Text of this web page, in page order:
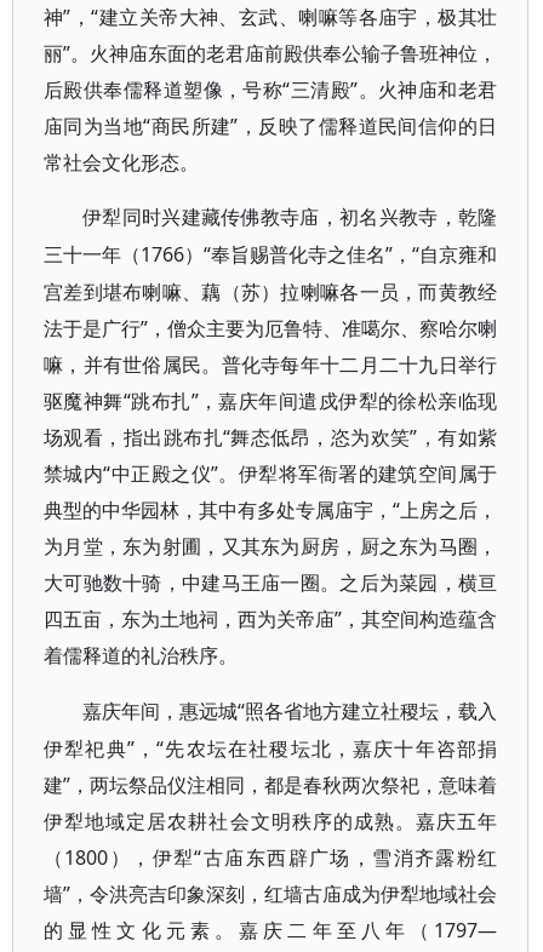
神”，“建立关帝大神、玄武、喇嘛等各庙宇，极其壮
丽”。火神庙东面的老君庙前殿供奉公输子鲁班神位，
后殿供奉儒释道塑像，号称“三清殿”。火神庙和老君
庙同为当地“商民所建”，反映了儒释道民间信仰的日
常社会文化形态。
伊犁同时兴建藏传佛教寺庙，初名兴教寺，乾隆
三十一年（1766）“奉旨赐普化寺之佳名”，“自京雍和
宫差到堪布喇嘛、藕（苏）拉喇嘛各一员，而黄教经
法于是广行”，僧众主要为厄鲁特、准噶尔、察哈尔喇
嘛，并有世俗属民。普化寺每年十二月二十九日举行
驱魔神舞“跳布扎”，嘉庆年间遣戍伊犁的徐松亲临现
场观看，指出跳布扎“舞态低昂，恣为欢笑”，有如紫
禁城内“中正殿之仪”。伊犁将军衙署的建筑空间属于
典型的中华园林，其中有多处专属庙宇，“上房之后，
为月堂，东为射圃，又其东为厨房，厨之东为马圈，
大可驰数十骑，中建马王庙一圈。之后为菜园，横亘
四五亩，东为土地祠，西为关帝庙”，其空间构造蕴含
着儒释道的礼治秩序。
嘉庆年间，惠远城“照各省地方建立社稷坛，载入
伊犁祀典”，“先农坛在社稷坛北，嘉庆十年咨部捐
建”，两坛祭品仪注相同，都是春秋两次祭祀，意味着
伊犁地域定居农耕社会文明秩序的成熟。嘉庆五年
（1800），伊犁“古庙东西辟广场，雪消齐露粉红
墙”，令洪亮吉印象深刻，红墙古庙成为伊犁地域社会
的显性文化元素。嘉庆二年至八年（1797—